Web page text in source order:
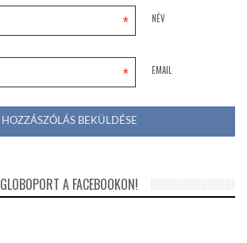
NÉV
*
EMAIL
*
GLOBOPORT A FACEBOOKON!